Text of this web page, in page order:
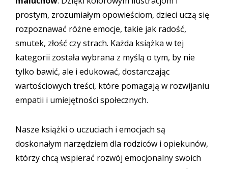
prostym, zrozumiałym opowieściom, dzieci uczą się
rozpoznawać różne emocje, takie jak radość,
smutek, złość czy strach. Każda książka w tej
kategorii została wybrana z myślą o tym, by nie
tylko bawić, ale i edukować, dostarczając
wartościowych treści, które pomagają w rozwijaniu
empatii i umiejętności społecznych.
Nasze książki o uczuciach i emocjach są
doskonałym narzędziem dla rodziców i opiekunów,
którzy chcą wspierać rozwój emocjonalny swoich